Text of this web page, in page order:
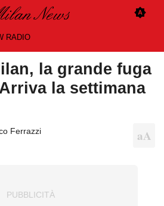
RADIO
la grande fuga
la settimana
Ferrazzi